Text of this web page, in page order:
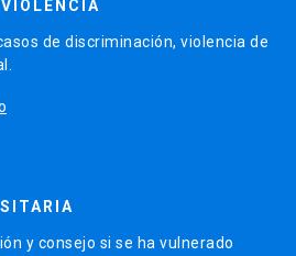
de discriminación, violencia de
y consejo si se ha vulnerado